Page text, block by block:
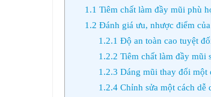
1.1 Tiêm chất làm đầy mũi phù
1.2 Đánh giá ưu, nhược điểm
1.2.1 Độ an toàn cao tuyệt
1.2.2 Tiêm chất làm đầy mũi
1.2.3 Dáng mũi thay đổi một
1.2.4Chỉnh sửa một cách dễ